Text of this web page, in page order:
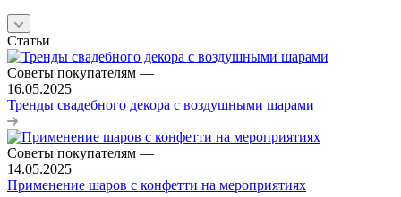
Статьи
Советы покупателям —
16.05.2025
Тренды свадебного декора с воздушными шарами
Советы покупателям —
14.05.2025
Применение шаров с конфетти на мероприятиях